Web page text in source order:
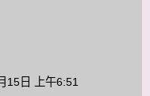
15日 上午6:51